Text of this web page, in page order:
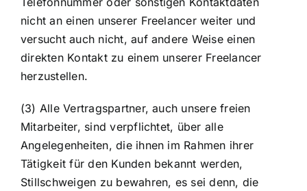
nicht an einen unserer Freelancer weiter und
versucht auch nicht, auf andere Weise einen
direkten Kontakt zu einem unserer Freelancer
herzustellen.
(3) Alle Vertragspartner, auch unsere freien
Mitarbeiter, sind verpflichtet, über alle
Angelegenheiten, die ihnen im Rahmen ihrer
Tätigkeit für den Kunden bekannt werden,
Stillschweigen zu bewahren, es sei denn, die